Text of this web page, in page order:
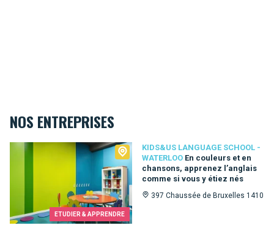
NOS ENTREPRISES
ETUDIER & APPRENDRE
KIDS&US LANGUAGE SCHOOL -
WATERLOO En couleurs et en
chansons, apprenez l’anglais
comme si vous y étiez nés
397 Chaussée de Bruxelles 1410
Kids&Us language school - Waterloo